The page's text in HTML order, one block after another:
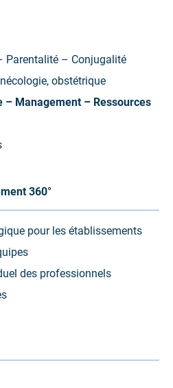
Parentalité – Conjugalité
obstétrique
– Management – Ressources
360°
pour les établissements
des professionnels